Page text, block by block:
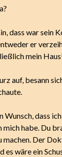
dass war sein
er
mein
auf, besann
Wunsch, dass
mich habe. Du
machen. Der
es wäre ein